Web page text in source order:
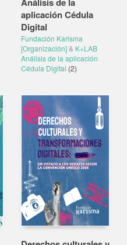
aplicación Cédula
Digital
Fundación Karisma
[Organización] & K+LAB
Análisis de la aplicación
Cédula Digital (2)